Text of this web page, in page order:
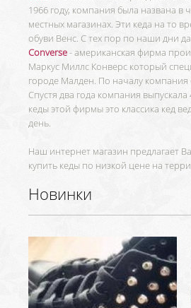
1966 году, компания была названа
местных магазинах. Эти кеда на то
обуви Венс. С тех пор по наши дни
Converse- американская фирма
Маркус Миллс Конверс который
городе Малден. По началу компания
Спустя два года компания
кеды этой фирмы это классика кед
день.
Наш интернет магазин предлагает
купить кеды по низкой цене на
Новинки